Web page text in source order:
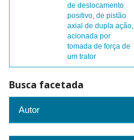
de deslocamento
positivo, de pistão
axial de dupla ação,
acionada por
tomada de força de
um trator
Busca facetada
Autor